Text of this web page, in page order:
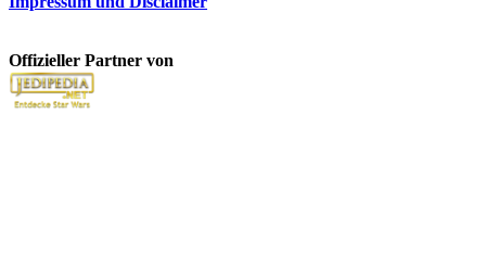
Offizieller Partner von